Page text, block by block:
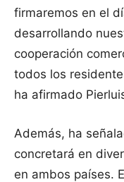
firmaremos en el
desarrollando
cooperación
todos los
ha afirmado
Además, ha
concretará en
en ambos países.